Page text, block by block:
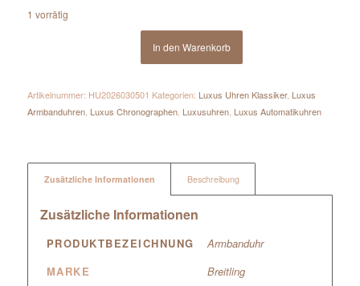
1 vorrätig
In den Warenkorb
Artikelnummer: HU2026030501 Kategorien: Luxus Uhren Klassiker, Luxus
Armbanduhren, Luxus Chronographen, Luxusuhren, Luxus Automatikuhren
Zusätzliche Informationen Beschreibung
Zusätzliche Informationen
PRODUKTBEZEICHNUNG
Armbanduhr
MARKE
Breitling